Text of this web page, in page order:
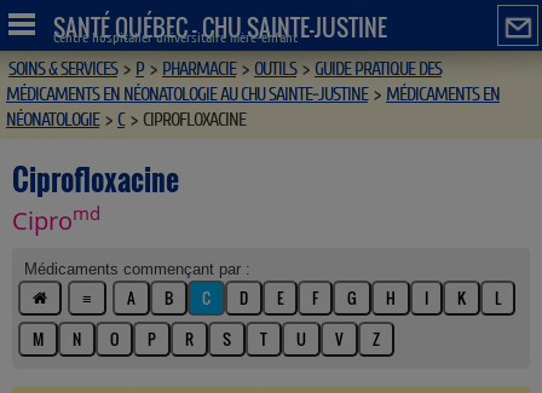
SANTÉ QUÉBEC - CHU SAINTE-JUSTINE
Centre hospitalier universitaire mère-enfant
SOINS & SERVICES > P > PHARMACIE > OUTILS > GUIDE PRATIQUE DES
MÉDICAMENTS EN NÉONATOLOGIE AU CHU SAINTE-JUSTINE > MÉDICAMENTS EN
NÉONATOLOGIE > C > CIPROFLOXACINE
Ciprofloxacine
Cipromd
Médicaments commençant par :
≡ A B C D E F G H I K
L
M
N O P R S T U V Z